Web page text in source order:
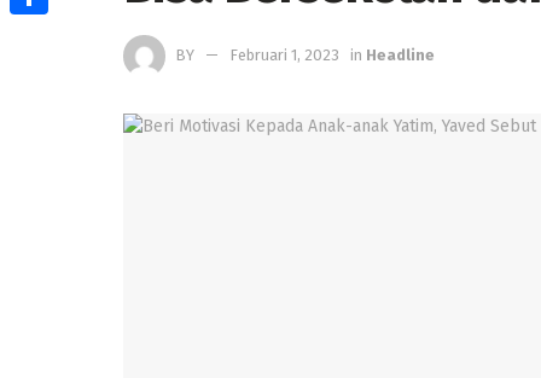
BY Februari 1, 2023 in Headline